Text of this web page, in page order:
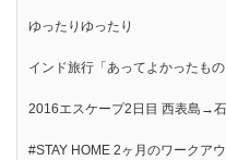
ゆったりゆったり
インド旅行「あってよかったもの
2016エスケープ2日目 西表島→
#STAY HOME 2ヶ月のワークア